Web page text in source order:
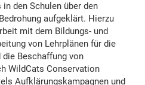
den Schulen über den
aufgeklärt. Hierzu
mit dem Bildungs- und
von Lehrplänen für die
Beschaffung von
WildCats Conservation
Aufklärungskampagnen und